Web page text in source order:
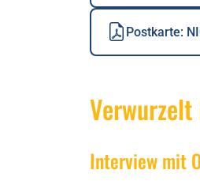
Postkarte:
Interview mit